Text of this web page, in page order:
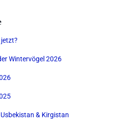
Wintervögel 2026
& Kirgistan